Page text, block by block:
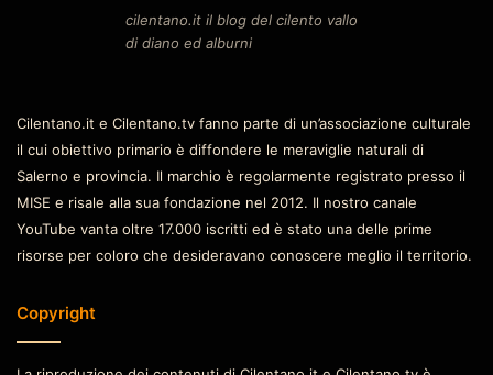
cilentano.it il blog del cilento vallo
di diano ed alburni
Cilentano.it e Cilentano.tv fanno parte di un’associazione culturale
il cui obiettivo primario è diffondere le meraviglie naturali di
Salerno e provincia. Il marchio è regolarmente registrato presso il
MISE e risale alla sua fondazione nel 2012. Il nostro canale
YouTube vanta oltre 17.000 iscritti ed è stato una delle prime
risorse per coloro che desideravano conoscere meglio il territorio.
Copyright